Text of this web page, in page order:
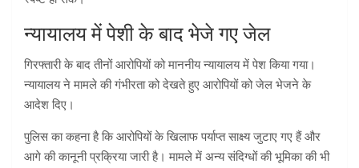
न्यायालय में पेशी के बाद भेजे गए जेल
गिरफ्तारी के बाद तीनों आरोपियों को माननीय न्यायालय में पेश किया गया।
न्यायालय ने मामले की गंभीरता को देखते हुए आरोपियों को जेल भेजने के
आदेश दिए।
पुलिस का कहना है कि आरोपियों के खिलाफ पर्याप्त साक्ष्य जुटाए गए हैं और
आगे की कानूनी प्रक्रिया जारी है। मामले में अन्य संदिग्धों की भूमिका की भी